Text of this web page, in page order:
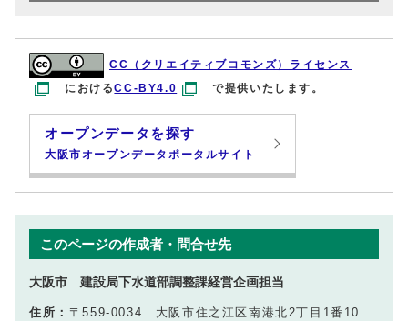
CC（クリエイティブコモンズ）ライセンス
におけるCC-BY4.0 で提供いたします。
オープンデータを探す
大阪市オープンデータポータルサイト
このページの作成者・問合せ先
大阪市 建設局下水道部調整課経営企画担当
住所： 〒559-0034 大阪市住之江区南港北2丁目1番10